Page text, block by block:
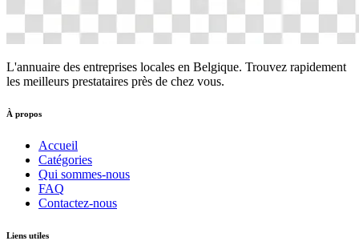
L'annuaire des entreprises locales en Belgique. Trouvez rapidement
les meilleurs prestataires près de chez vous.
À propos
Accueil
Catégories
Qui sommes-nous
FAQ
Contactez-nous
Liens utiles